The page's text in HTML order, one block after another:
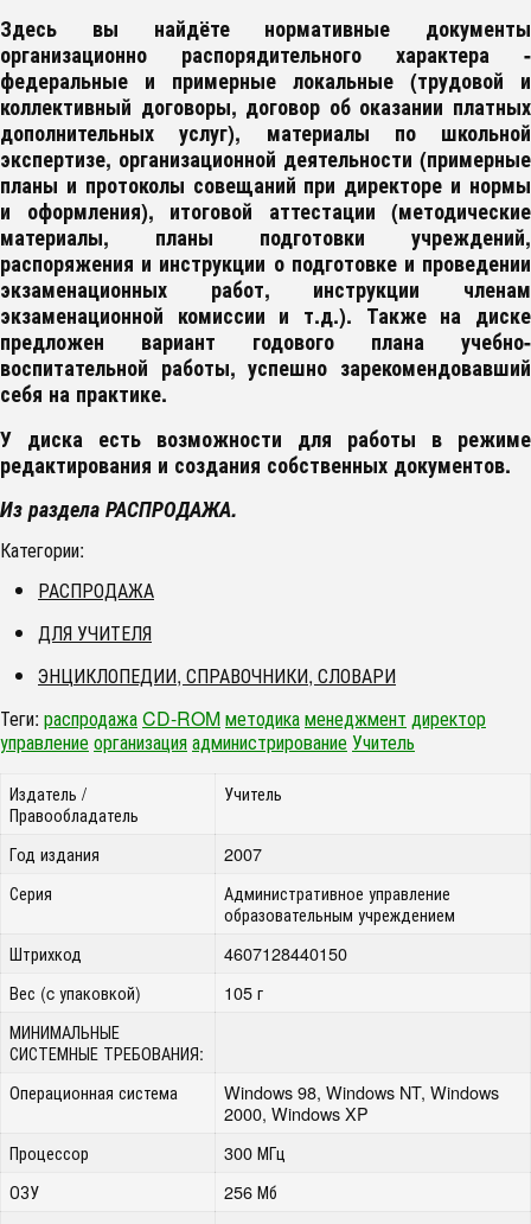
Здесь вы найдёте нормативные документы
организационно распорядительного характера -
федеральные и примерные локальные (трудовой и
коллективный договоры, договор об оказании платных
дополнительных услуг), материалы по школьной
экспертизе, организационной деятельности (примерные
планы и протоколы совещаний при директоре и нормы
и оформления), итоговой аттестации (методические
материалы, планы подготовки учреждений,
распоряжения и инструкции о подготовке и проведении
экзаменационных работ, инструкции членам
экзаменационной комиссии и т.д.). Также на диске
предложен вариант годового плана учебно-
воспитательной работы, успешно зарекомендовавший
себя на практике.
У диска есть возможности для работы в режиме
редактирования и создания собственных документов.
Из раздела РАСПРОДАЖА.
Категории:
РАСПРОДАЖА
ДЛЯ УЧИТЕЛЯ
ЭНЦИКЛОПЕДИИ, СПРАВОЧНИКИ, СЛОВАРИ
Теги: распродажаCD-ROMметодикаменеджмент директор
управлениеорганизацияадминистрирование Учитель
Издатель /
Правообладатель
Учитель
Год издания
2007
Серия
Административное управление
образовательным учреждением
Штрихкод
4607128440150
Вес (c упаковкой)
105 г
МИНИМАЛЬНЫЕ
СИСТЕМНЫЕ ТРЕБОВАНИЯ:
Операционная система
Windows 98, Windows NT, Windows
2000, Windows XP
Процессор
300 МГц
ОЗУ
256 Мб